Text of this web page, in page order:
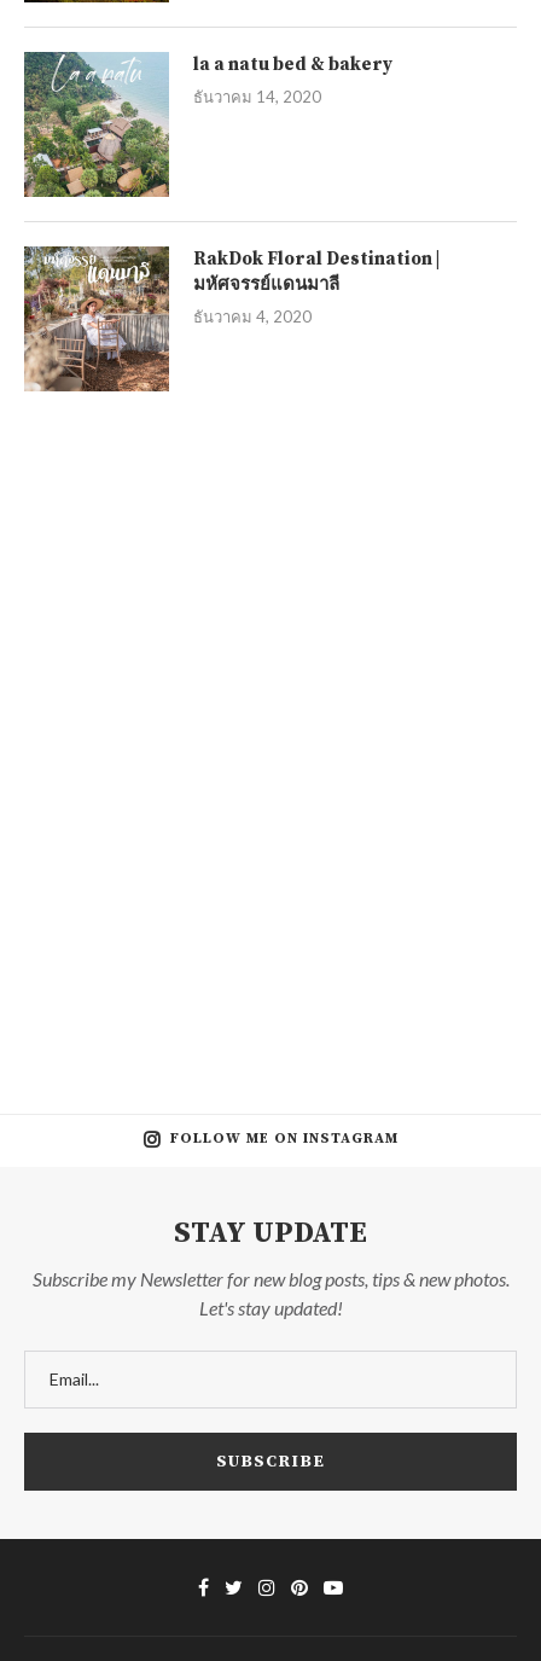
la a natu bed & bakery
ธันวาคม 14, 2020
RakDok Floral Destination |
มหัศจรรย์แดนมาลี
ธันวาคม 4, 2020
FOLLOW ME ON INSTAGRAM
STAY UPDATE
Subscribe my Newsletter for new blog posts, tips & new photos.
Let's stay updated!